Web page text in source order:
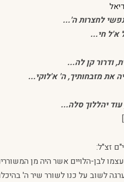
לחצרות ה'...
א'ל חי...
ודרור קן לה...
את מזבחותיך, ה' א'לוקי...
יהללוך סלה...
זצ"ל:
לבן-הלויים אשר היה מן
לשוב על כנו לשורר שיר ה'